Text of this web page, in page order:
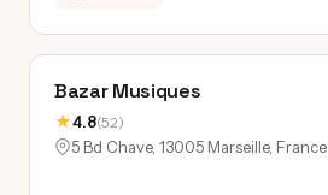
Bazar Musiques
★4.8(52)
5 Bd Chave, 13005 Marseille, France